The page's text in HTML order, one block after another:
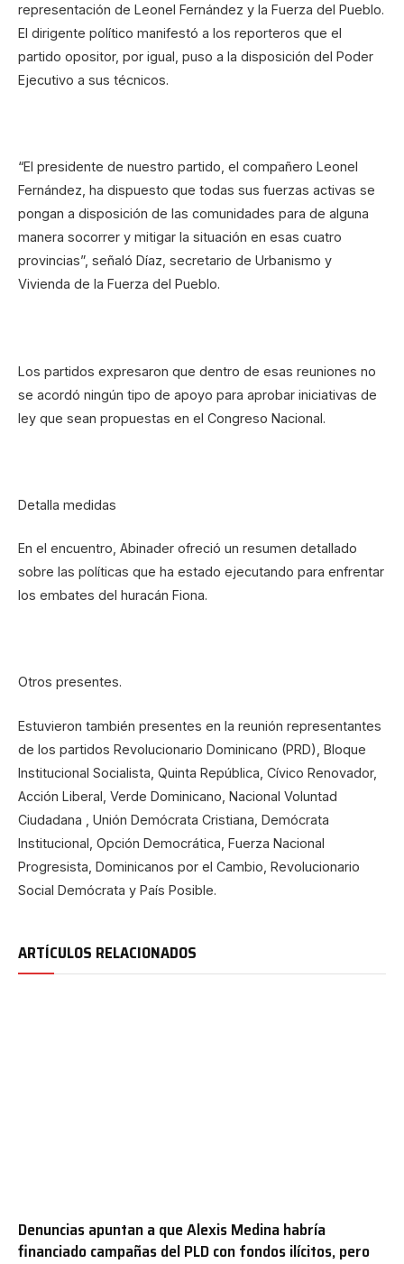
representación de Leonel Fernández y la Fuerza del Pueblo.
El dirigente político manifestó a los reporteros que el
partido opositor, por igual, puso a la disposición del Poder
Ejecutivo a sus técnicos.
“El presidente de nuestro partido, el compañero Leonel
Fernández, ha dispuesto que todas sus fuerzas activas se
pongan a disposición de las comunidades para de alguna
manera socorrer y mitigar la situación en esas cuatro
provincias”, señaló Díaz, secretario de Urbanismo y
Vivienda de la Fuerza del Pueblo.
Los partidos expresaron que dentro de esas reuniones no
se acordó ningún tipo de apoyo para aprobar iniciativas de
ley que sean propuestas en el Congreso Nacional.
Detalla medidas
En el encuentro, Abinader ofreció un resumen detallado
sobre las políticas que ha estado ejecutando para enfrentar
los embates del huracán Fiona.
Otros presentes.
Estuvieron también presentes en la reunión representantes
de los partidos Revolucionario Dominicano (PRD), Bloque
Institucional Socialista, Quinta República, Cívico Renovador,
Acción Liberal, Verde Dominicano, Nacional Voluntad
Ciudadana , Unión Demócrata Cristiana, Demócrata
Institucional, Opción Democrática, Fuerza Nacional
Progresista, Dominicanos por el Cambio, Revolucionario
Social Demócrata y País Posible.
ARTÍCULOS RELACIONADOS
Denuncias apuntan a que Alexis Medina habría
financiado campañas del PLD con fondos ilícitos, pero